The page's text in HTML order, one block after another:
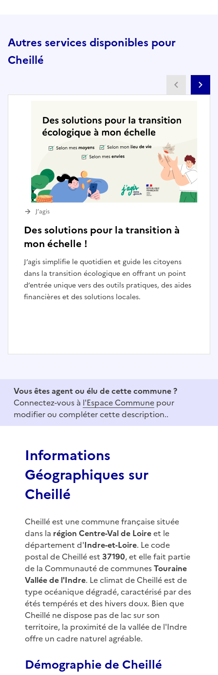
Autres services disponibles pour
Cheillé
Des solutions pour la transition à
mon échelle !
J’agis simplifie le quotidien et guide les citoyens
dans la transition écologique en offrant un point
d’entrée unique vers des outils pratiques, des aides
financières et des solutions locales.
J’agis
f
Vous êtes agent ou élu de cette commune ?
Connectez-vous à l'Espace Commune pour
modifier ou compléter cette description..
Informations
Géographiques sur
Cheillé
Cheillé est une commune française située
dans la région Centre-Val de Loireet le
département d'Indre-et-Loire. Le code
postal de Cheillé est 37190, et elle fait partie
de la Communauté de communesTouraine
Vallée de l'Indre. Le climat de Cheillé est de
type océanique dégradé, caractérisé par des
étés tempérés et des hivers doux. Bien que
Cheillé ne dispose pas de lac sur son
territoire, la proximité de la vallée de l'Indre
offre un cadre naturel agréable.
Démographie de Cheillé